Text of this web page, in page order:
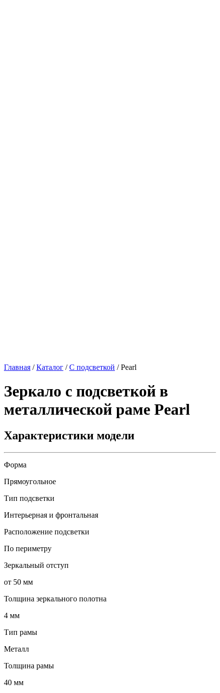
Главная /Каталог /С подсветкой /Pearl
Зеркало с подсветкой в
металлической раме Pearl
Характеристики модели
Форма
Прямоугольное
Тип подсветки
Интерьерная и фронтальная
Расположение подсветки
По периметру
Зеркальный отступ
от 50 мм
Толщина зеркального полотна
4 мм
Тип рамы
Металл
Толщина рамы
40 мм